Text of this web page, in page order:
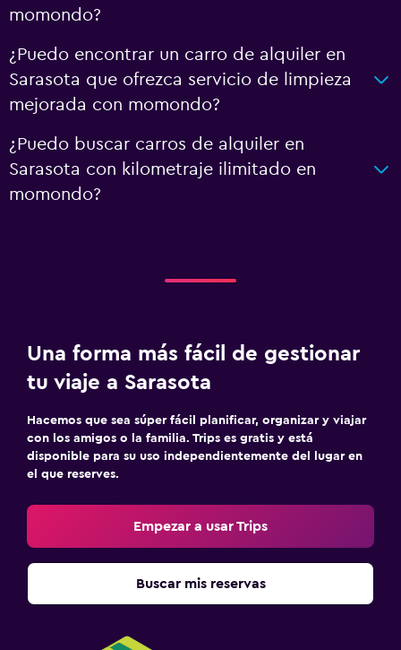
momondo?
¿Puedo encontrar un carro de alquiler en
Sarasota que ofrezca servicio de limpieza
mejorada con momondo?
¿Puedo buscar carros de alquiler en
Sarasota con kilometraje ilimitado en
momondo?
Una forma más fácil de gestionar
tu viaje a Sarasota
Hacemos que sea súper fácil planificar, organizar y viajar
con los amigos o la familia. Trips es gratis y está
disponible para su uso independientemente del lugar en
el que reserves.
Empezar a usar Trips
Buscar mis reservas